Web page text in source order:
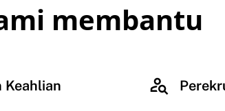
membantu
Keahlian